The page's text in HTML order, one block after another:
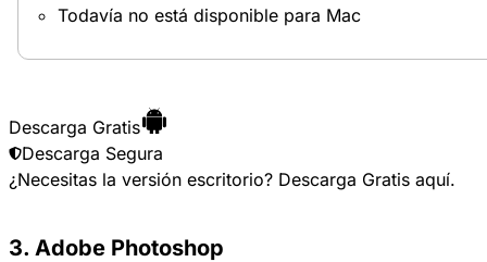
Todavía no está disponible para Mac
Descarga Gratis
Descarga Segura
¿Necesitas la versión escritorio? Descarga Gratis aquí.
3. Adobe Photoshop